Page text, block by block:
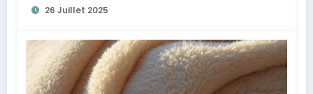
26 Juillet 2025